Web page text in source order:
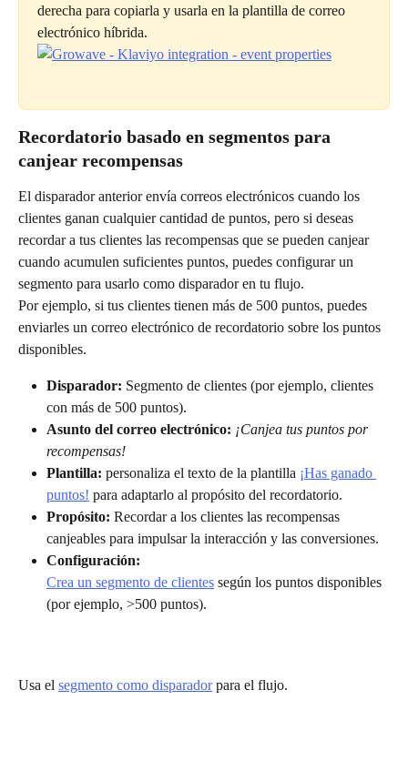
derecha para copiarla y usarla en la plantilla de correo
electrónico híbrida.
Recordatorio basado en segmentos para
canjear recompensas
El disparador anterior envía correos electrónicos cuando los
clientes ganan cualquier cantidad de puntos, pero si deseas
recordar a tus clientes las recompensas que se pueden canjear
cuando acumulen suficientes puntos, puedes configurar un
segmento para usarlo como disparador en tu flujo.
Por ejemplo, si tus clientes tienen más de 500 puntos, puedes
enviarles un correo electrónico de recordatorio sobre los puntos
disponibles.
Disparador: Segmento de clientes (por ejemplo, clientes
con más de 500 puntos).
Asunto del correo electrónico: ¡Canjea tus puntos por
recompensas!
Plantilla: personaliza el texto de la plantilla ¡Has ganado
puntos! para adaptarlo al propósito del recordatorio.
Propósito: Recordar a los clientes las recompensas
canjeables para impulsar la interacción y las conversiones.
Configuración:
Crea un segmento de clientes según los puntos disponibles
(por ejemplo, >500 puntos).
Usa el segmento como disparador para el flujo.